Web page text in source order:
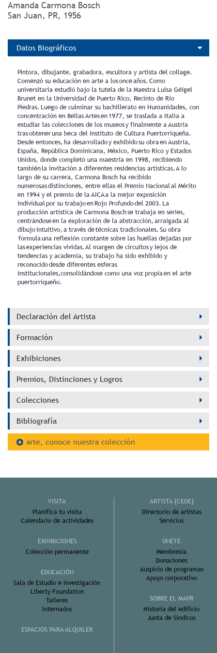
Amanda Carmona Bosch
San Juan, PR, 1956
Datos Biográficos
Pintora, dibujante, grabadora, escultora y artista del collage.
Comenzó su educación en arte a los once años. Como
universitaria estudió bajo la tutela de la Maestra Luisa Géigel
Brunet en la Universidad de Puerto Rico, Recinto de Rio
Piedras. Luego de culminar su bachillerato en Humanidades, con
concentración en Bellas Artes en 1977, se traslada a Italia a
estudiar las colecciones de los museos y finalmente a Austria
tras obtener una beca del Instituto de Cultura Puertorriqueña.
Desde entonces, ha desarrollado y exhibido su obra en Austria,
España, República Dominicana, México, Puerto Rico y Estados
Unidos, donde completó una maestría en 1998, recibiendo
también la invitación a diferentes residencias artísticas. A lo
largo de su carrera, Carmona Bosch ha recibido
numerosas distinciones, entre ellas el Premio Nacional al Mérito
en 1994 y el premio de la AICA a la mejor exposición
individual por su trabajo en Rojo Profundo del 2003. La
producción artística de Carmona Bosch se trabaja en series,
centrándose en la exploración de la abstracción, arraigada al
dibujo intuitivo, a través de técnicas tradicionales. Su obra
formula una reflexión constante sobre las huellas dejadas por
las experiencias vividas. Al margen de circuitos y lejos de
tendencias y academia, su trabajo ha sido exhibido y
reconocido desde diferentes esferas
institucionales,consolidándose como una voz propia en el arte
puertorriqueño.
Declaración del Artista
Formación
Exhibiciones
Premios, Distinciones y Logros
Colecciones
Bibliografía
arte, conoce nuestra colección
VISITA
Planifica tu visita
Calendario de actividades
EXHIBICIONES
Colección permanente
EDUCACIÓN
Sala de Estudio e Investigación
Liberty Foundation
Talleres
Internados
ESPACIOS PARA ALQUILER
ARTISTA (CEDE)
Directorio de artistas
Servicios
ÚNETE
Membresía
Donaciones
Auspicio de programas
Apoyo corporativo
SOBRE EL MAPR
Historia del edificio
Junta de Síndicos